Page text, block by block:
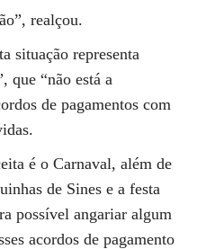
realçou.
situação representa
que “não está a
de pagamentos com
é o Carnaval, além de
de Sines e a festa
possível angariar algum
acordos de pagamento